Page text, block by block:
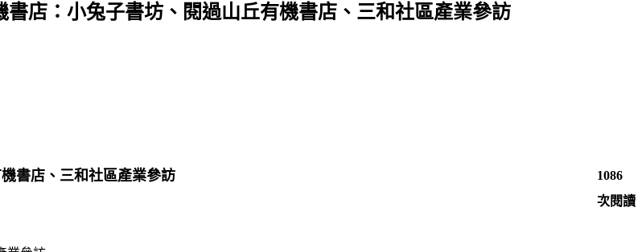
書店：小兔子書坊、閱過山丘有機書店、三和社區產業參訪
1086
次閱讀
書店、三和社區產業參訪